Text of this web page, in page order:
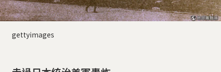
gettyimages